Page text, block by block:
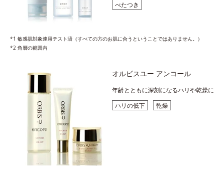
べたつき
*1 敏感肌対象連用テスト済（すべての方のお肌に合うということではありません。）
*2 角層の範囲内
オルビスユー アンコール
年齢とともに深刻になるハリや乾燥に
ハリの低下
乾燥